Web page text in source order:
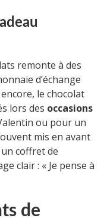
remonte à des
d’échange
le chocolat
lors des occasions
ou pour un
mis en avant
coffret de
clair : « Je pense à
de